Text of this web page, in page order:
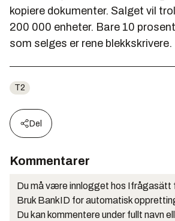
kopiere dokumenter. Salget vil
200 000 enheter. Bare 10
som selges er rene blekkskrivere.
T2
Del
Kommentarer
Du må være innlogget hos Ifrågasätt
Bruk BankID for automatisk
Du kan kommentere under fullt navn